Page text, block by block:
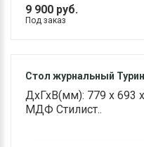
9 900 руб.
Под заказ
Стол журнальный
ДхГхВ(мм): 779 х 693
МДФ Стилист..